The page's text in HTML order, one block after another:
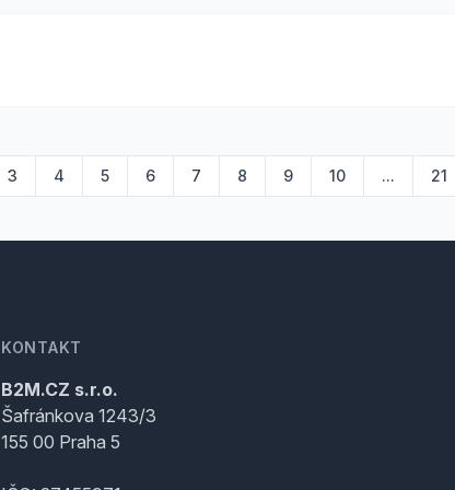
3 4 5 6 7 8 9 10 ... 21
KONTAKT
B2M.CZ s.r.o.
Šafránkova 1243/3
155 00 Praha 5